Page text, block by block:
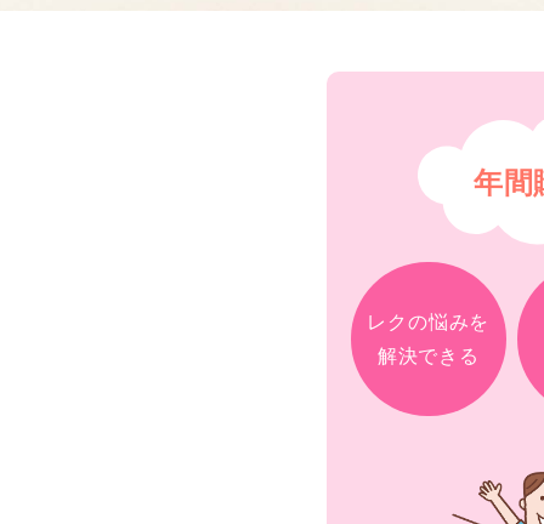
年間
レクの悩みを
解決できる